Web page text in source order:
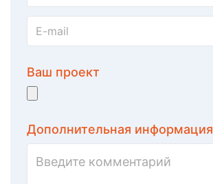
Ваш проект
Дополнительная информация